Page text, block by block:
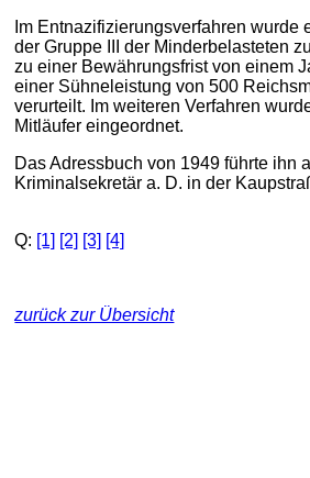
Im Entnazifizierungsverfahren wurde
der Gruppe III der Minderbelasteten
zu einer Bewährungsfrist von einem
einer Sühneleistung von 500
verurteilt. Im weiteren Verfahren
Mitläufer eingeordnet.
Das Adressbuch von 1949 führte ihn
Kriminalsekretär a. D. in der
Q: [1] [2] [3] [4]
zurück zur Übersicht